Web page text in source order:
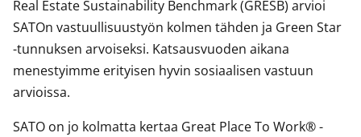
Real Estate Sustainability Benchmark (GRESB) arvioi
SATOn vastuullisuustyön kolmen tähden ja Green Star
-tunnuksen arvoiseksi. Katsausvuoden aikana
menestyimme erityisen hyvin sosiaalisen vastuun
arvioissa.
SATO on jo kolmatta kertaa Great Place To Work® -